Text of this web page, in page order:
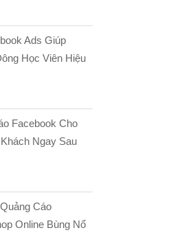
Ads Giúp
Học Viên Hiệu
Facebook Cho
Ngay Sau
Cáo
Online Bùng Nổ